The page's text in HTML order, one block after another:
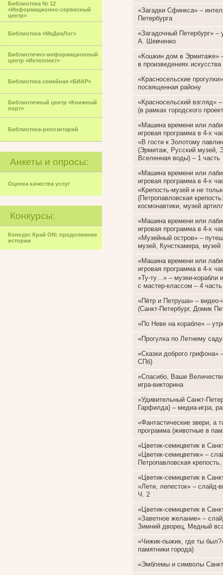
Библиотека № 12
«Информационно-сервисный
центр»
Библиотека «МеДиаЛог»
Библиотечно-информационный
центр «Интеллект»
Библиотека семейная «БИАР»
Библиотечный центр «Книжный
порт»
Библиотека-репозитарий
Анкеты и опросы:
Оценка качества услуг
Конкурсы:
Конкурс Край ON: продолжение
истории
«Загадки Сфинкса» –
Петербурга
«Загадочный Петербург» –
А. Шевченко
«Кошкин дом в Эрмитаже»
в произведениях
«Красносельские
посвященная району
«Красносельский взгляд»
(в рамках городского
«Машина времени или
игровая программа в 4-х
«В гости к Золотому
(Эрмитаж, Русский музей,
Вселенная воды) – 1 часть
«Машина времени или
игровая программа в 4-х
«Крепость-музей и не
(Петропавловская
космонавтики, музей
«Машина времени или
игровая программа в 4-х
«Музейный остров» –
музей, Кунсткамера, музей
«Машина времени или
игровая программа в 4-х
«Ту-ту…» – музеи-корабли
с мастер-классом – 4 часть
«Пётр и Петруша» –
(Санкт-Петербург, Домик
«По Неве на корабле» –
«Прогулка по Летнему
«Сказки доброго
СПб)
«Спасибо, Ваше
игра-викторина
«Удивительный Санкт-
Гарфилда) – медиа-игра,
«Фантастические звери, а
программа (животные в
«Цветик-семицветик в
«Цветик-семицветик» –
Петропавловская
«Цветик-семицветик в
«Лети, лепесток» – слайд-
Ч. 2
«Цветик-семицветик в
«Заветное желание» –
Зимний дворец, Медный
«Чижик-пыжик, где ты
памятники города)
«Эмблемы и символы